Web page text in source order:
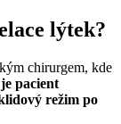
lýtek?
chirurgem, kde
pacient
režim po